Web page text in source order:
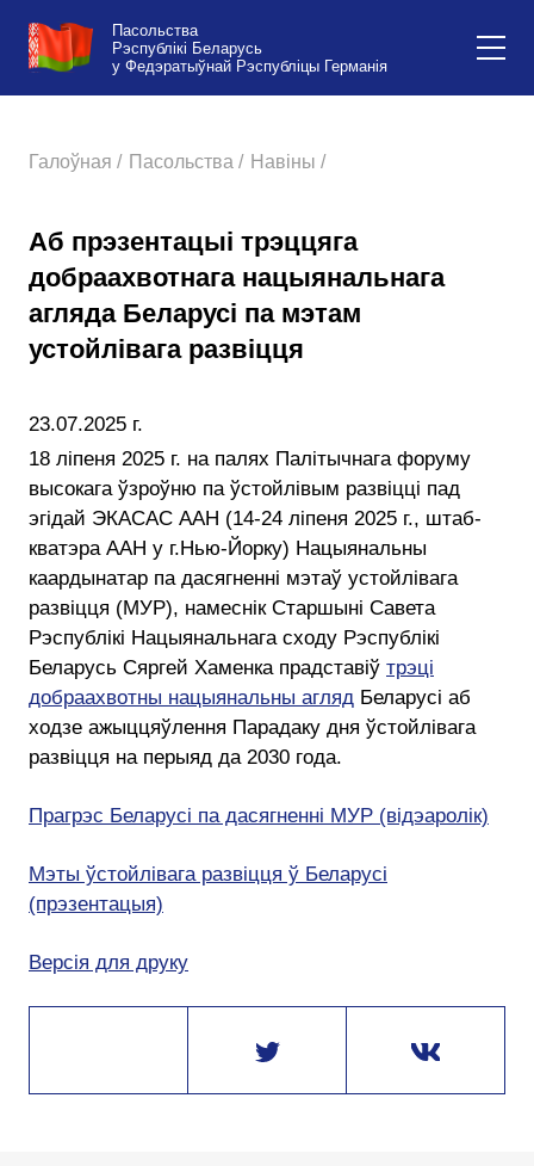
Пасольства
Рэспублікі Беларусь
у Федэратыўнай Рэспубліцы Германія
Галоўная / Пасольства / Навіны /
Аб прэзентацыі трэццяга
добраахвотнага нацыянальнага
агляда Беларусі па мэтам
устойлівага развіцця
23.07.2025 г.
18 ліпеня 2025 г. на палях Палітычнага форуму
высокага ўзроўню па ўстойлівым развіцці пад
эгідай ЭКАСАС ААН (14-24 ліпеня 2025 г., штаб-
кватэра ААН у г.Нью-Йорку) Нацыянальны
каардынатар па дасягненні мэтаў устойлівага
развіцця (МУР), намеснік Старшыні Савета
Рэспублікі Нацыянальнага сходу Рэспублікі
Беларусь Сяргей Хаменка прадставіў трэці
добраахвотны нацыянальны агляд Беларусі аб
ходзе ажыццяўлення Парадаку дня ўстойлівага
развіцця на перыяд да 2030 года.
Прагрэс Беларусі па дасягненні МУР (відэаролік)
Мэты ўстойлівага развіцця ў Беларусі
(прэзентацыя)
Версія для друку